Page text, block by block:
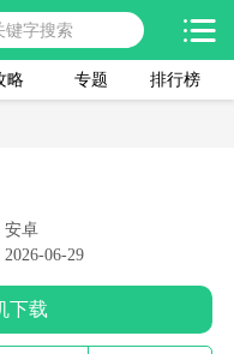
略 专题 排行榜
安卓
2026-06-29
下载